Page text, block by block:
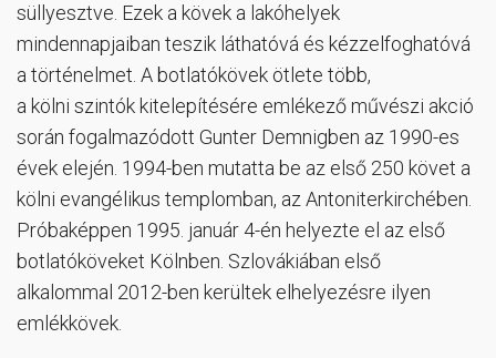
süllyesztve. Ezek a kövek a lakóhelyek
mindennapjaiban teszik láthatóvá és kézzelfoghatóvá
a történelmet. A botlatókövek ötlete több,
a kölni szintók kitelepítésére emlékező művészi akció
során fogalmazódott Gunter Demnigben az 1990-es
évek elején. 1994-ben mutatta be az első 250 követ a
kölni evangélikus templomban, az Antoniterkirchében.
Próbaképpen 1995. január 4-én helyezte el az első
botlatóköveket Kölnben. Szlovákiában első
alkalommal 2012-ben kerültek elhelyezésre ilyen
emlékkövek.